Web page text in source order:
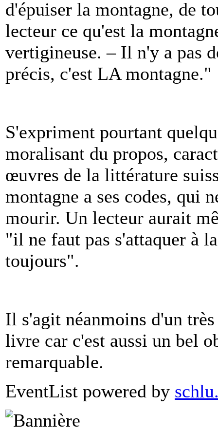
d'épuiser la montagne, de
lecteur ce qu'est la
vertigineuse. – Il n'y a pas
précis, c'est LA montagne."
S'expriment pourtant
moralisant du propos,
œuvres de la littérature
montagne a ses codes, qui
mourir. Un lecteur aurait
"il ne faut pas s'attaquer à
toujours".
Il s'agit néanmoins d'un
livre car c'est aussi un bel
remarquable.
EventList powered by